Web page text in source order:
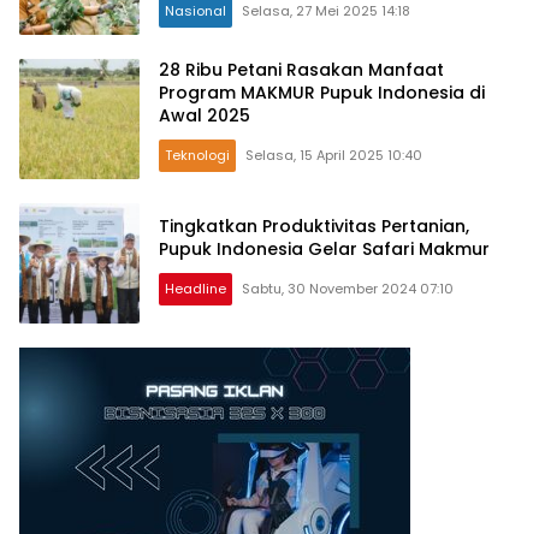
Nasional Selasa, 27 Mei 2025 14:18
28 Ribu Petani Rasakan Manfaat
Program MAKMUR Pupuk Indonesia di
Awal 2025
Teknologi Selasa, 15 April 2025 10:40
Tingkatkan Produktivitas Pertanian,
Pupuk Indonesia Gelar Safari Makmur
Headline Sabtu, 30 November 2024 07:10